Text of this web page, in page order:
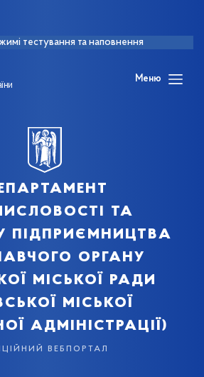
тестування та наповнення
Меню
та
підприємництва
органу
міської ради
міської
адміністрації)
вебпортал